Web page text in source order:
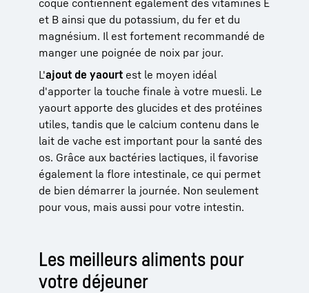
et B ainsi que du potassium, du fer et du
magnésium. Il est fortement recommandé de
manger une poignée de noix par jour.
L'ajout de yaourt est le moyen idéal
d'apporter la touche finale à votre muesli. Le
yaourt apporte des glucides et des protéines
utiles, tandis que le calcium contenu dans le
lait de vache est important pour la santé des
os. Grâce aux bactéries lactiques, il favorise
également la flore intestinale, ce qui permet
de bien démarrer la journée. Non seulement
pour vous, mais aussi pour votre intestin.
Les meilleurs aliments pour
votre déjeuner